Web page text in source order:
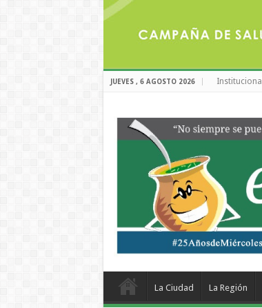
JUEVES , 6 AGOSTO 2026 Institucional
La Ciudad La Región